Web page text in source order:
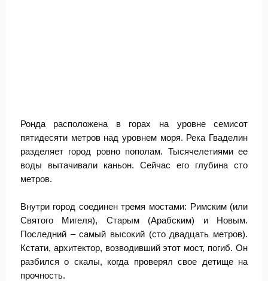
Ронда расположена в горах на уровне семисот
пятидесяти метров над уровнем моря. Река Гваделин
разделяет город ровно пополам. Тысячелетиями ее
воды вытачивали каньон. Сейчас его глубина сто
метров.
Внутри город соединен тремя мостами: Римским (или
Святого Мигеля), Старым (Арабским) и Новым.
Последний – самый высокий (сто двадцать метров).
Кстати, архитектор, возводивший этот мост, погиб. Он
разбился о скалы, когда проверял свое детище на
прочность.